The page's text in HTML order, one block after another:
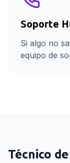
Soporte
Si algo no
equipo de
Técnico